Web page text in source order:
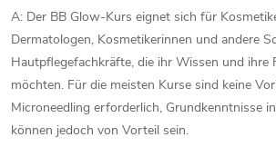
A: Der BB Glow-Kurs eignet sich für
Dermatologen, Kosmetikerinnen und andere
Hautpflegefachkräfte, die ihr Wissen und ihre
möchten. Für die meisten Kurse sind keine
Microneedling erforderlich, Grundkenntnisse
können jedoch von Vorteil sein.